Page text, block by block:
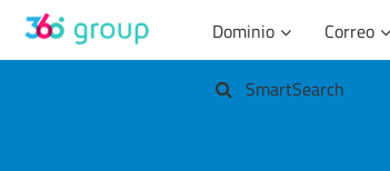
Saltar
contenido
Dominio Correo
SmartSearch